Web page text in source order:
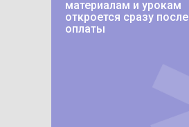
материалам и урокам
откроется сразу после
оплаты